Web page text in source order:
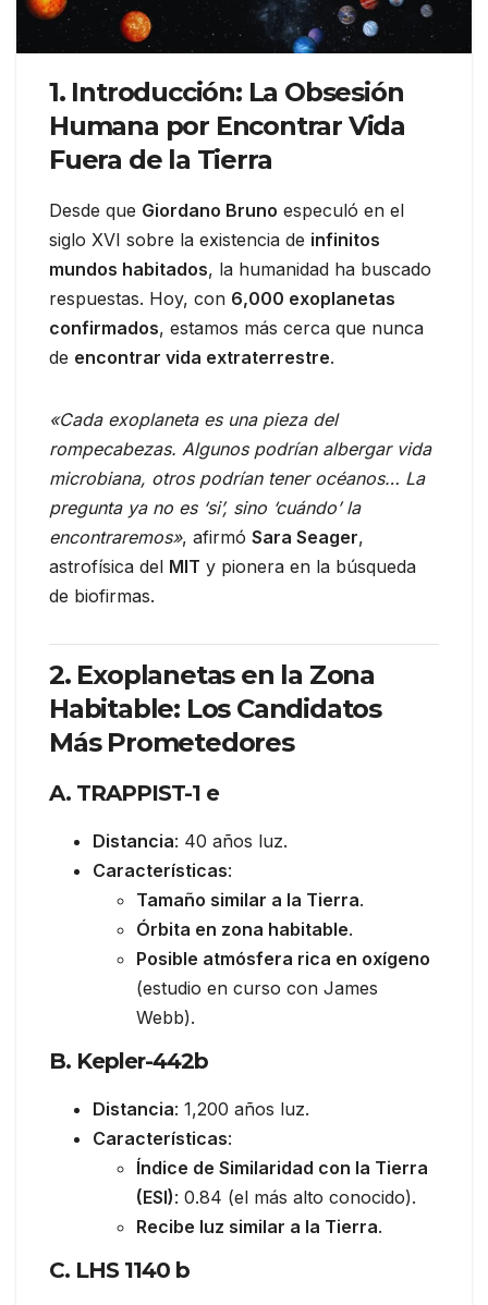
1. Introducción: La Obsesión
Humana por Encontrar Vida
Fuera de la Tierra
Desde que Giordano Bruno especuló en el
siglo XVI sobre la existencia de infinitos
mundos habitados, la humanidad ha buscado
respuestas. Hoy, con 6,000 exoplanetas
confirmados, estamos más cerca que nunca
de encontrar vida extraterrestre.
«Cada exoplaneta es una pieza del
rompecabezas. Algunos podrían albergar vida
microbiana, otros podrían tener océanos… La
pregunta ya no es ‘si’, sino ‘cuándo’ la
encontraremos», afirmó Sara Seager,
astrofísica del MIT y pionera en la búsqueda
de biofirmas.
2. Exoplanetas en la Zona
Habitable: Los Candidatos
Más Prometedores
A. TRAPPIST-1 e
Distancia: 40 años luz.
Características:
Tamaño similar a la Tierra.
Órbita en zona habitable.
Posible atmósfera rica en oxígeno
(estudio en curso con James
Webb).
B. Kepler-442b
Distancia: 1,200 años luz.
Características:
Índice de Similaridad con la Tierra
(ESI): 0.84 (el más alto conocido).
Recibe luz similar a la Tierra.
C. LHS 1140 b